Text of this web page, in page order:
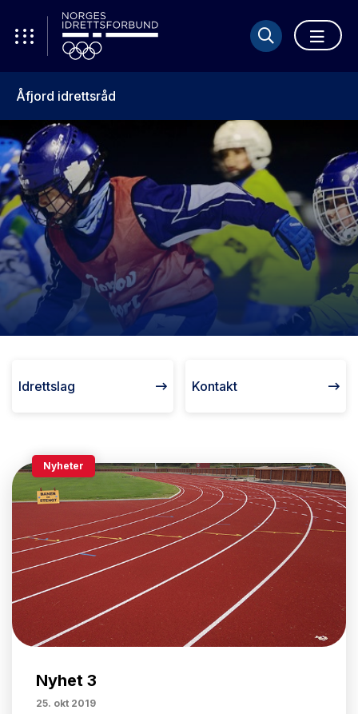
Åfjord idrettsråd
Idrettslag Kontakt
Nyhet 3
25. okt 2019
Nyheter